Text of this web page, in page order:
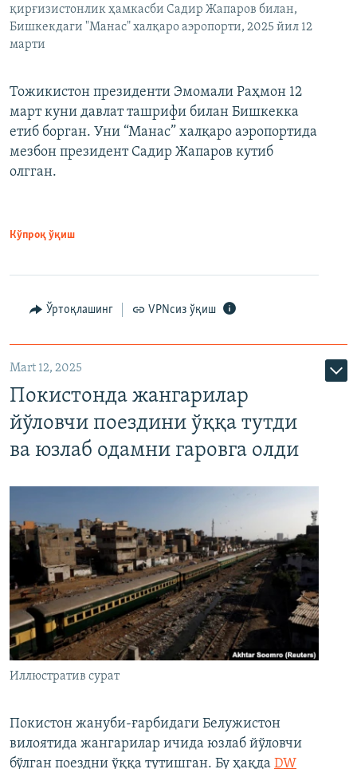
қирғизистонлик ҳамкасби Садир Жапаров билан,
Бишкекдаги "Манас" халқаро аэропорти, 2025 йил 12
марти
Тожикистон президенти Эмомали Раҳмон 12
март куни давлат ташрифи билан Бишкекка
етиб борган. Уни “Манас” халқаро аэропортида
мезбон президент Садир Жапаров кутиб
олгган.
Кўпроқ ўқиш
Ўртоқлашинг VPNсиз ўқиш
Mart 12, 2025
Покистонда жангарилар
йўловчи поездини ўққа тутди
ва юзлаб одамни гаровга олди
Иллюстратив сурат
Покистон жануби-ғарбидаги Белужистон
вилоятида жангарилар ичида юзлаб йўловчи
бўлган поездни ўққа тутишган. Бу ҳақда DW